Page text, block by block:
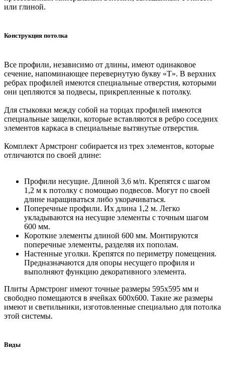
или глиной.
Конструкция потолка
Все профили, независимо от длины, имеют одинаковое
сечение, напоминающее перевернутую букву «Т». В верхних
ребрах профилей имеются специальные отверстия, которыми
они цепляются за подвесы, прикрепленные к потолку.
Для стыковки между собой на торцах профилей имеются
специальные защелки, которые вставляются в ребро соседних
элементов каркаса в специальные вытянутые отверстия.
Комплект Армстронг собирается из трех элементов, которые
отличаются по своей длине:
Профили несущие. Длиной 3,6 м/п. Крепятся с шагом
1,2 м к потолку с помощью подвесов. Могут по своей
длине наращиваться либо укорачиваться.
Поперечные профили. Их длина 1,2 м. Легко
укладываются на несущие элементы с точным шагом
600 мм.
Короткие элементы длиной 600 мм. Монтируются
поперечные элементы, разделяя их пополам.
Настенные уголки. Крепятся по периметру помещения.
Предназначаются для опоры несущего профиля и
выполняют функцию декоративного элемента.
Плиты Армстронг имеют точные размеры 595х595 мм и
свободно помещаются в ячейках 600х600. Такие же размеры
имеют и светильники, изготовленные специально для потолка
этой системы.
Виды